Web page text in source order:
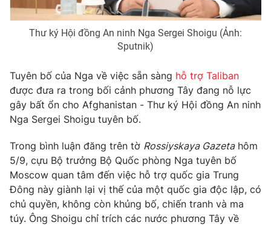
Giải sao mai
Sao
Làm đẹp
Giáo dục
Tuyển sinh
Công nghệ
Sản phẩm
Thị trường
Tư vấn
Giao lưu trực tuyến
Lịch phát sóng
Chuyên mục khác
Emagazine Podcast
Photo Infographic
Thư ký Hội đồng An ninh Nga Sergei Shoigu (Ảnh:
Sputnik)
Tuyên bố của Nga về việc sẵn sàng hỗ trợ Taliban
được đưa ra trong bối cảnh phương Tây đang nỗ lực
gây bất ổn cho Afghanistan - Thư ký Hội đồng An ninh
Nga Sergei Shoigu tuyên bố.
Trong bình luận đăng trên tờ Rossiyskaya Gazetahôm
5/9, cựu Bộ trưởng Bộ Quốc phòng Nga tuyên bố
Moscow quan tâm đến việc hỗ trợ quốc gia Trung
Đông này giành lại vị thế của một quốc gia độc lập, có
chủ quyền, không còn khủng bố, chiến tranh và ma
túy. Ông Shoigu chỉ trích các nước phương Tây về